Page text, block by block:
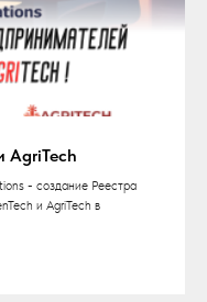
AgriTech
- создание Реестра
и AgriTech в